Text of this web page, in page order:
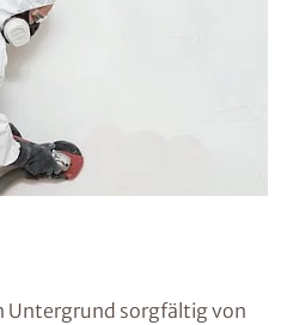
Untergrund sorgfältig von